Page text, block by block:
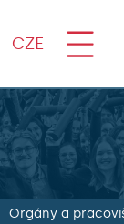
CZE
Orgány a